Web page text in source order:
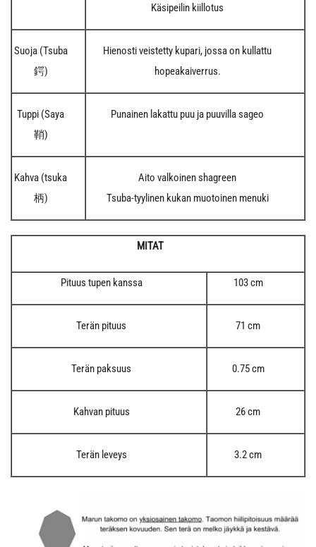
Käsipeilin kiillotus
Suoja (Tsuba
鍔)
Hienosti veistetty kupari, jossa on kullattu
hopeakaiverrus.
Tuppi (Saya
鞘)
Punainen lakattu puu ja puuvilla sageo
Kahva (tsuka
柄)
Aito valkoinen shagreen
Tsuba-tyylinen kukan muotoinen menuki
MITAT
Pituus tupen kanssa 103 cm
Terän pituus 71 cm
Terän paksuus 0.75 cm
Kahvan pituus 26 cm
Terän leveys 3.2 cm